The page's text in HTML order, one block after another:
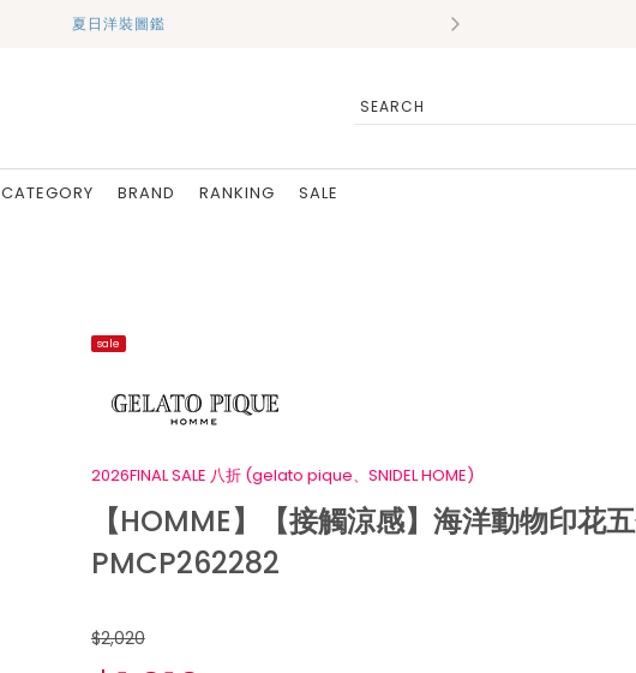
夏日洋裝圖鑑
CATEGORY BRAND RANKING
SALE
sale
2026FINAL SALE 八折 (gelato pique、SNIDEL HOME)
【HOMME】【接觸涼感】海洋動物印花
PMCP262282
$2,020